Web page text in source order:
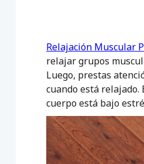
Relajación Muscular
relajar grupos
Luego, prestas
cuando está
cuerpo está bajo